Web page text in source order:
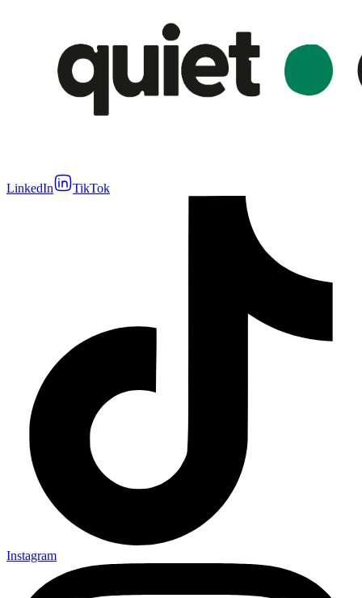
LinkedIn TikTok
Instagram